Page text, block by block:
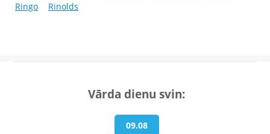
Ringo
Rinolds
Vārda dienu svin:
09.08